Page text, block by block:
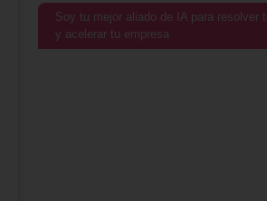
Soy tu mejor aliado de IA para resolver
y acelerar tu empresa